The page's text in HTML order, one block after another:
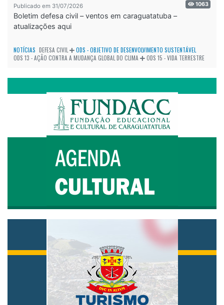
Publicado em 31/07/2026 1063
Boletim defesa civil – ventos em caraguatatuba –
atualizações aqui
NOTÍCIAS DEFESA CIVIL
ODS - OBJETIVO DE DESENVOLVIMENTO SUSTENTÁVEL
ODS 13 - AÇÃO CONTRA A MUDANÇA GLOBAL DO CLIMA
ODS 15 - VIDA TERRESTRE